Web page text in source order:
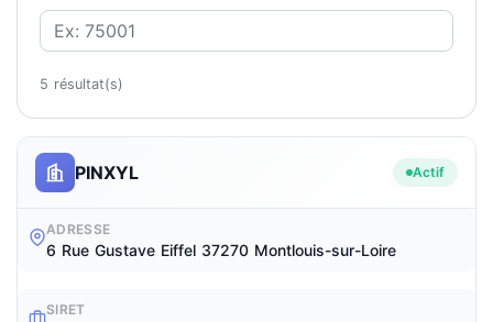
PINXYL Actif
ADRESSE
6 Rue Gustave Eiffel 37270 Montlouis-sur-Loire
SIRET
5 résultat(s)